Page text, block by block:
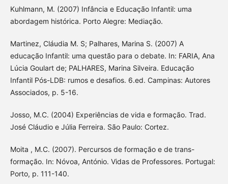
Kuhlmann, M. (2007) Infância e Educação Infantil: uma
abordagem histórica. Porto Alegre: Mediação.
Martinez, Cláudia M. S; Palhares, Marina S. (2007) A
educação Infantil: uma questão para o debate. In: FARIA, Ana
Lúcia Goulart de; PALHARES, Marina Silveira. Educação
Infantil Pós-LDB: rumos e desafios. 6.ed. Campinas: Autores
Associados, p. 5-16.
Josso, M.C. (2004) Experiências de vida e formação. Trad.
José Cláudio e Júlia Ferreira. São Paulo: Cortez.
Moita , M.C. (2007). Percursos de formação e de trans-
formação. In: Nóvoa, António. Vidas de Professores. Portugal:
Porto, p. 111-140.